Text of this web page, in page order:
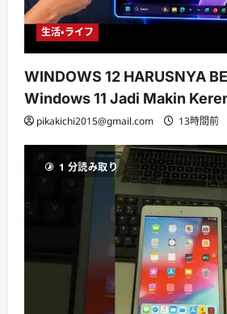
生活・ライフ
WINDOWS 12 HARUSNYA
Windows 11 Jadi Makin
pikakichi2015@gmail.com 13時間前
1 分読み取り